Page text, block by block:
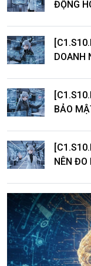
ĐỘNG
DOANH
BẢO
NÊN ĐO